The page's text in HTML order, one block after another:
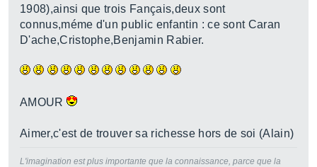
1908),ainsi que trois Fançais,deux sont
connus,méme d'un public enfantin : ce sont Caran
D'ache,Cristophe,Benjamin Rabier.
AMOUR
Aimer,c'est de trouver sa richesse hors de soi (Alain)
L'imagination est plus importante que la connaissance, parce que la